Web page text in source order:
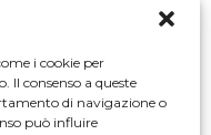
i cookie per
Il consenso a queste
di navigazione o
può influire